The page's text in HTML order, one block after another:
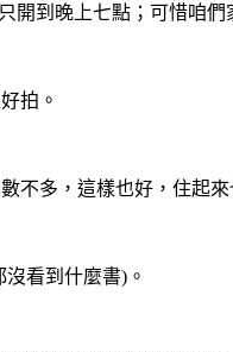
開到晚上七點；可惜咱
拍。
不多，這樣也好，住起來
看到什麼書)。